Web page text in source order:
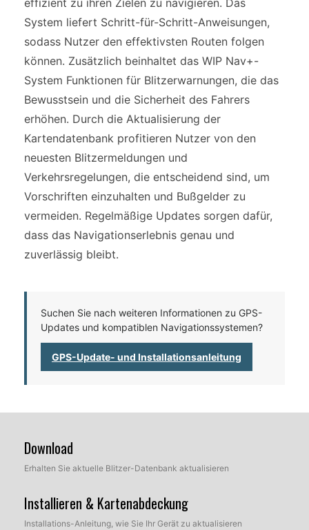
effizient zu ihren Zielen zu navigieren. Das
System liefert Schritt-für-Schritt-Anweisungen,
sodass Nutzer den effektivsten Routen folgen
können. Zusätzlich beinhaltet das WIP Nav+-
System Funktionen für Blitzerwarnungen, die das
Bewusstsein und die Sicherheit des Fahrers
erhöhen. Durch die Aktualisierung der
Kartendatenbank profitieren Nutzer von den
neuesten Blitzermeldungen und
Verkehrsregelungen, die entscheidend sind, um
Vorschriften einzuhalten und Bußgelder zu
vermeiden. Regelmäßige Updates sorgen dafür,
dass das Navigationserlebnis genau und
zuverlässig bleibt.
Suchen Sie nach weiteren Informationen zu GPS-
Updates und kompatiblen Navigationssystemen?
GPS-Update- und Installationsanleitung
Download
Erhalten Sie aktuelle Blitzer-Datenbank aktualisieren
Installieren & Kartenabdeckung
Installations-Anleitung, wie Sie Ihr Gerät zu aktualisieren